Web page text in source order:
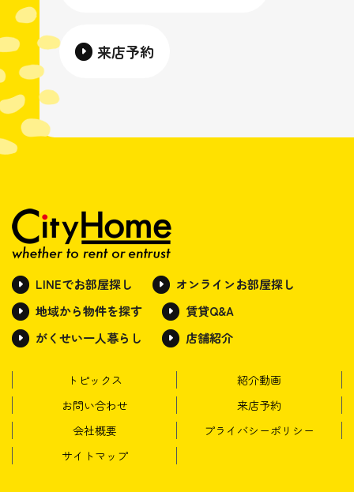
来店予約
LINEでお部屋探し
オンラインお部屋探し
地域から物件を探す
賃貸Q&A
がくせい一人暮らし
店舗紹介
トピックス
紹介動画
お問い合わせ
来店予約
会社概要
プライバシーポリシー
サイトマップ